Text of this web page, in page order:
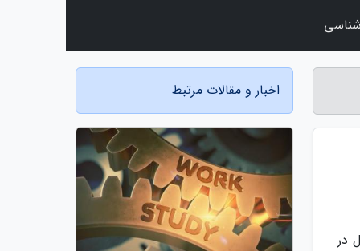
در
اخبار و مقالات مرتبط